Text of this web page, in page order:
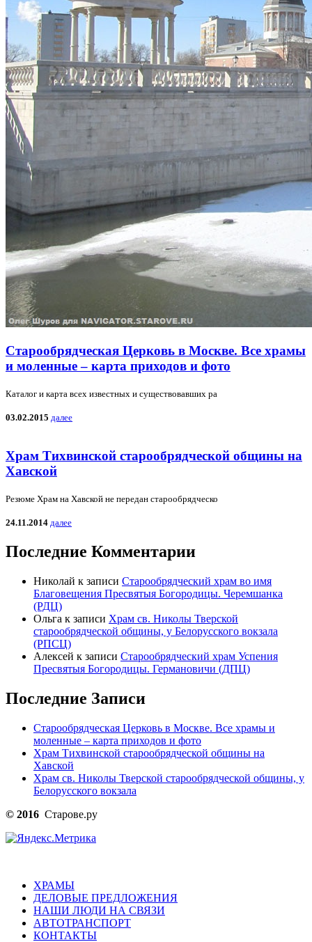
Старообрядческая Церковь в Москве. Все храмы
и моленные – карта приходов и фото
Каталог и карта всех известных и существовавших ра
03.02.2015 далее
Храм Тихвинской старообрядческой общины на
Хавской
Резюме Храм на Хавской не передан старообрядческо
24.11.2014 далее
Последние Комментарии
Николай к записи Старообрядческий храм во имя
Благовещения Пресвятыя Богородицы. Черемшанка
(РДЦ)
Ольга к записи Храм св. Николы Тверской
старообрядческой общины, у Белорусского вокзала
(РПСЦ)
Алексей к записи Старообрядческий храм Успения
Пресвятыя Богородицы. Германовичи (ДПЦ)
Последние Записи
Старообрядческая Церковь в Москве. Все храмы и
моленные – карта приходов и фото
Храм Тихвинской старообрядческой общины на
Хавской
Храм св. Николы Тверской старообрядческой общины, у
Белорусского вокзала
© 2016 Старове.ру
ХРАМЫ
ДЕЛОВЫЕ ПРЕДЛОЖЕНИЯ
НАШИ ЛЮДИ НА СВЯЗИ
АВТОТРАНСПОРТ
КОНТАКТЫ